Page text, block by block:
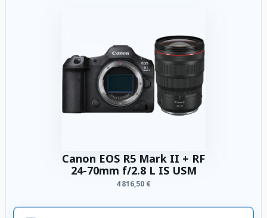
Canon EOS R5 Mark II + RF
24-70mm f/2.8 L IS USM
4 816,50 €